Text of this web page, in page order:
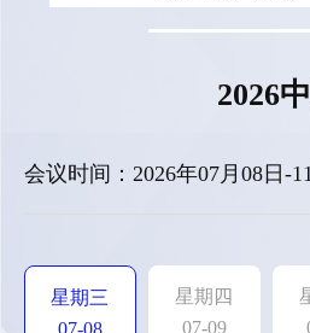
2026
会议时间：2026年07月08日-
星期三
07-08
星期四
07-09